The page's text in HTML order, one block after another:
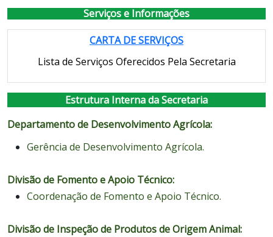
Serviços e Informações
CARTA DE SERVIÇOS
Lista de Serviços Oferecidos Pela Secretaria
Estrutura Interna da Secretaria
Departamento de Desenvolvimento Agrícola:
Gerência de Desenvolvimento Agrícola.
Divisão de Fomento e Apoio Técnico:
Coordenação de Fomento e Apoio Técnico.
Divisão de Inspeção de Produtos de Origem Animal: